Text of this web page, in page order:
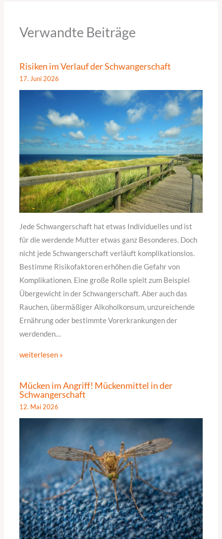
Verwandte Beiträge
Risiken im Verlauf der Schwangerschaft
17. Juni 2026
Jede Schwangerschaft hat etwas Individuelles und ist
für die werdende Mutter etwas ganz Besonderes. Doch
nicht jede Schwangerschaft verläuft komplikationslos.
Bestimme Risikofaktoren erhöhen die Gefahr von
Komplikationen. Eine große Rolle spielt zum Beispiel
Übergewicht in der Schwangerschaft. Aber auch das
Rauchen, übermäßiger Alkoholkonsum, unzureichende
Ernährung oder bestimmte Vorerkrankungen der
werdenden…
weiterlesen »
Mücken im Angriff! Mückenmittel in der
Schwangerschaft
12. Mai 2026